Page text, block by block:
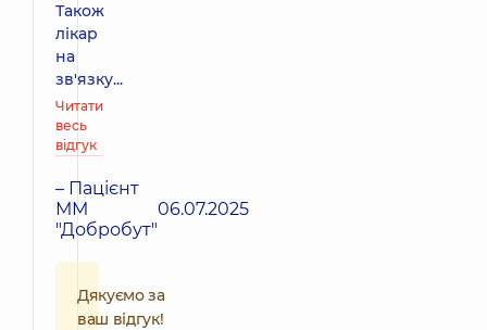
Також
лікар
на
зв'язку...
Читати
весь
відгук
– Пацієнт
ММ
"Добробут"
06.07.2025
Дякуємо за
ваш відгук!